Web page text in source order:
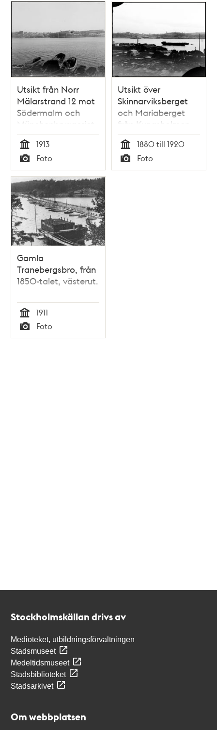
Utsikt från Norr
Mälarstrand 12 mot
Södermalm och
Münchenbryggeriet
Tid
1913
Typ
Foto
Utsikt över
Skinnarviksberget
och Mariaberget
från Kungsholmen
Tid
1880 till 1920
Typ
Foto
Gamla
Tranebergsbro, från
1850-talet, västerut.
Tid
1911
Typ
Foto
Stockholmskällan drivs av
Medioteket, utbildningsförvaltningen
Stadsmuseet
Medeltidsmuseet
Stadsbiblioteket
Stadsarkivet
Om webbplatsen